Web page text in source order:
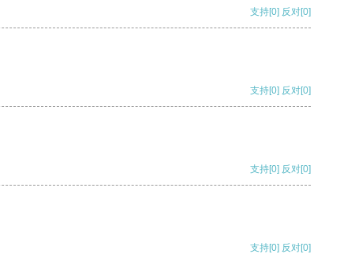
支持[0] 反对[0]
支持[0] 反对[0]
支持[0] 反对[0]
支持[0] 反对[0]